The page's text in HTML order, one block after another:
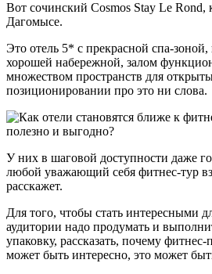
Вот сочинский Cosmos Stay Le Rond,
Дагомысе.
Это отель 5* с прекрасной спа-зоной,
хорошей набережной, залом
множеством пространств для
позиционировании про это ни слова.
У них в шаговой доступности даже
любой уважающий себя фитнес-тур
расскажет.
Для того, чтобы стать интересными
аудитории надо продумать и
упаковку, рассказать, почему фитнес-
может быть интересно, это может